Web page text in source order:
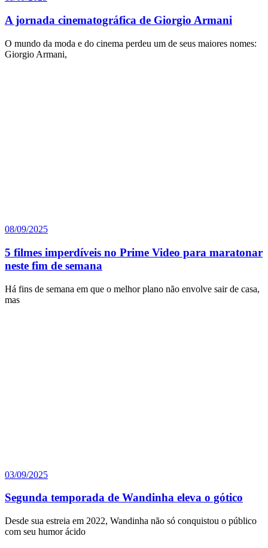
A jornada cinematográfica de Giorgio Armani
O mundo da moda e do cinema perdeu um de seus maiores nomes:
Giorgio Armani,
08/09/2025
5 filmes imperdíveis no Prime Video para maratonar
neste fim de semana
Há fins de semana em que o melhor plano não envolve sair de casa,
mas
03/09/2025
Segunda temporada de Wandinha eleva o gótico
Desde sua estreia em 2022, Wandinha não só conquistou o público
com seu humor ácido